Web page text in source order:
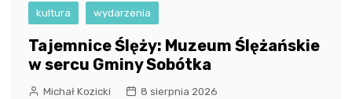
kultura wydarzenia
Tajemnice Ślęży: Muzeum Ślężańskie
w sercu Gminy Sobótka
Michał Kozicki 8 sierpnia 2026